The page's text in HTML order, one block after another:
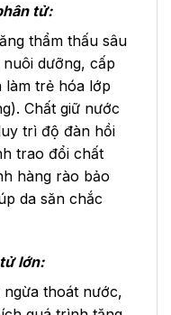
tử:
thẩm thấu sâu
dưỡng, cấp
làm trẻ hóa lớp
Chất giữ nước
trì độ đàn hồi
trao đổi chất
hàng rào bảo
da săn chắc
lớn:
thoát nước,